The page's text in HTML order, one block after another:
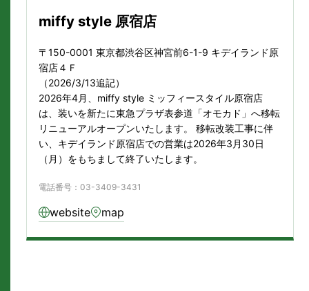
miffy style 原宿店
〒150-0001 東京都渋谷区神宮前6-1-9 キデイランド原
宿店４Ｆ
（2026/3/13追記）
2026年4月、miffy style ミッフィースタイル原宿店
は、装いを新たに東急プラザ表参道「オモカド」へ移転
リニューアルオープンいたします。 移転改装工事に伴
い、キデイランド原宿店での営業は2026年3月30日
（月）をもちまして終了いたします。
電話番号：03-3409-3431
website map